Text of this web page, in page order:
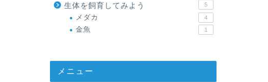
生体を飼育してみよう 5
メダカ 4
金魚 1
メニュー